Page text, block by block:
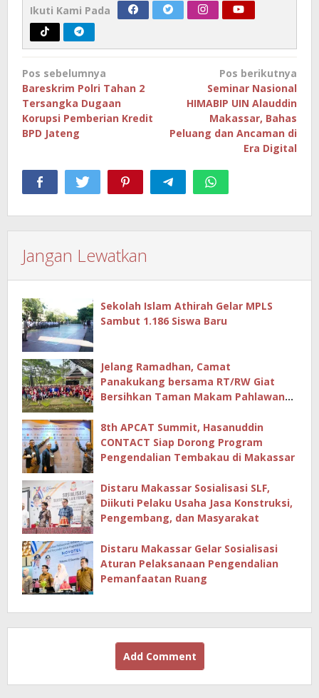
Ikuti Kami Pada
Navigasi
pos
Pos sebelumnya
Bareskrim Polri Tahan 2
Tersangka Dugaan
Korupsi Pemberian Kredit
BPD Jateng
Pos berikutnya
Seminar Nasional
HIMABIP UIN Alauddin
Makassar, Bahas
Peluang dan Ancaman di
Era Digital
Jangan Lewatkan
Sekolah Islam Athirah Gelar MPLS
Sambut 1.186 Siswa Baru
Jelang Ramadhan, Camat
Panakukang bersama RT/RW Giat
Bersihkan Taman Makam Pahlawan
8th APCAT Summit, Hasanuddin
CONTACT Siap Dorong Program
Pengendalian Tembakau di Makassar
Distaru Makassar Sosialisasi SLF,
Diikuti Pelaku Usaha Jasa Konstruksi,
Pengembang, dan Masyarakat
Distaru Makassar Gelar Sosialisasi
Aturan Pelaksanaan Pengendalian
Pemanfaatan Ruang
Add Comment